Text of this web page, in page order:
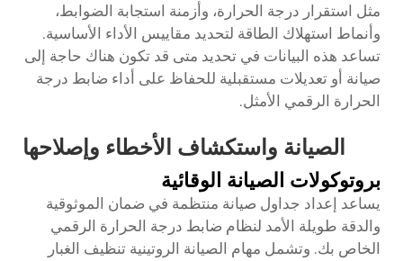
مثل استقرار درجة الحرارة، وأزمنة استجابة الضوابط،
وأنماط استهلاك الطاقة لتحديد مقاييس الأداء الأساسية.
تساعد هذه البيانات في تحديد متى قد تكون هناك حاجة إلى
صيانة أو تعديلات مستقبلية للحفاظ على أداء ضابط درجة
الحرارة الرقمي الأمثل.
الصيانة واستكشاف الأخطاء وإصلاحها
بروتوكولات الصيانة الوقائية
يساعد إعداد جداول صيانة منتظمة في ضمان الموثوقية
والدقة طويلة الأمد لنظام ضابط درجة الحرارة الرقمي
الخاص بك. وتشمل مهام الصيانة الروتينية تنظيف الغبار